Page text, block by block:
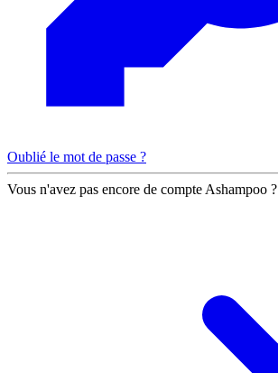
Oublié le mot de passe ?
Vous n'avez pas encore de compte Ashampoo ?